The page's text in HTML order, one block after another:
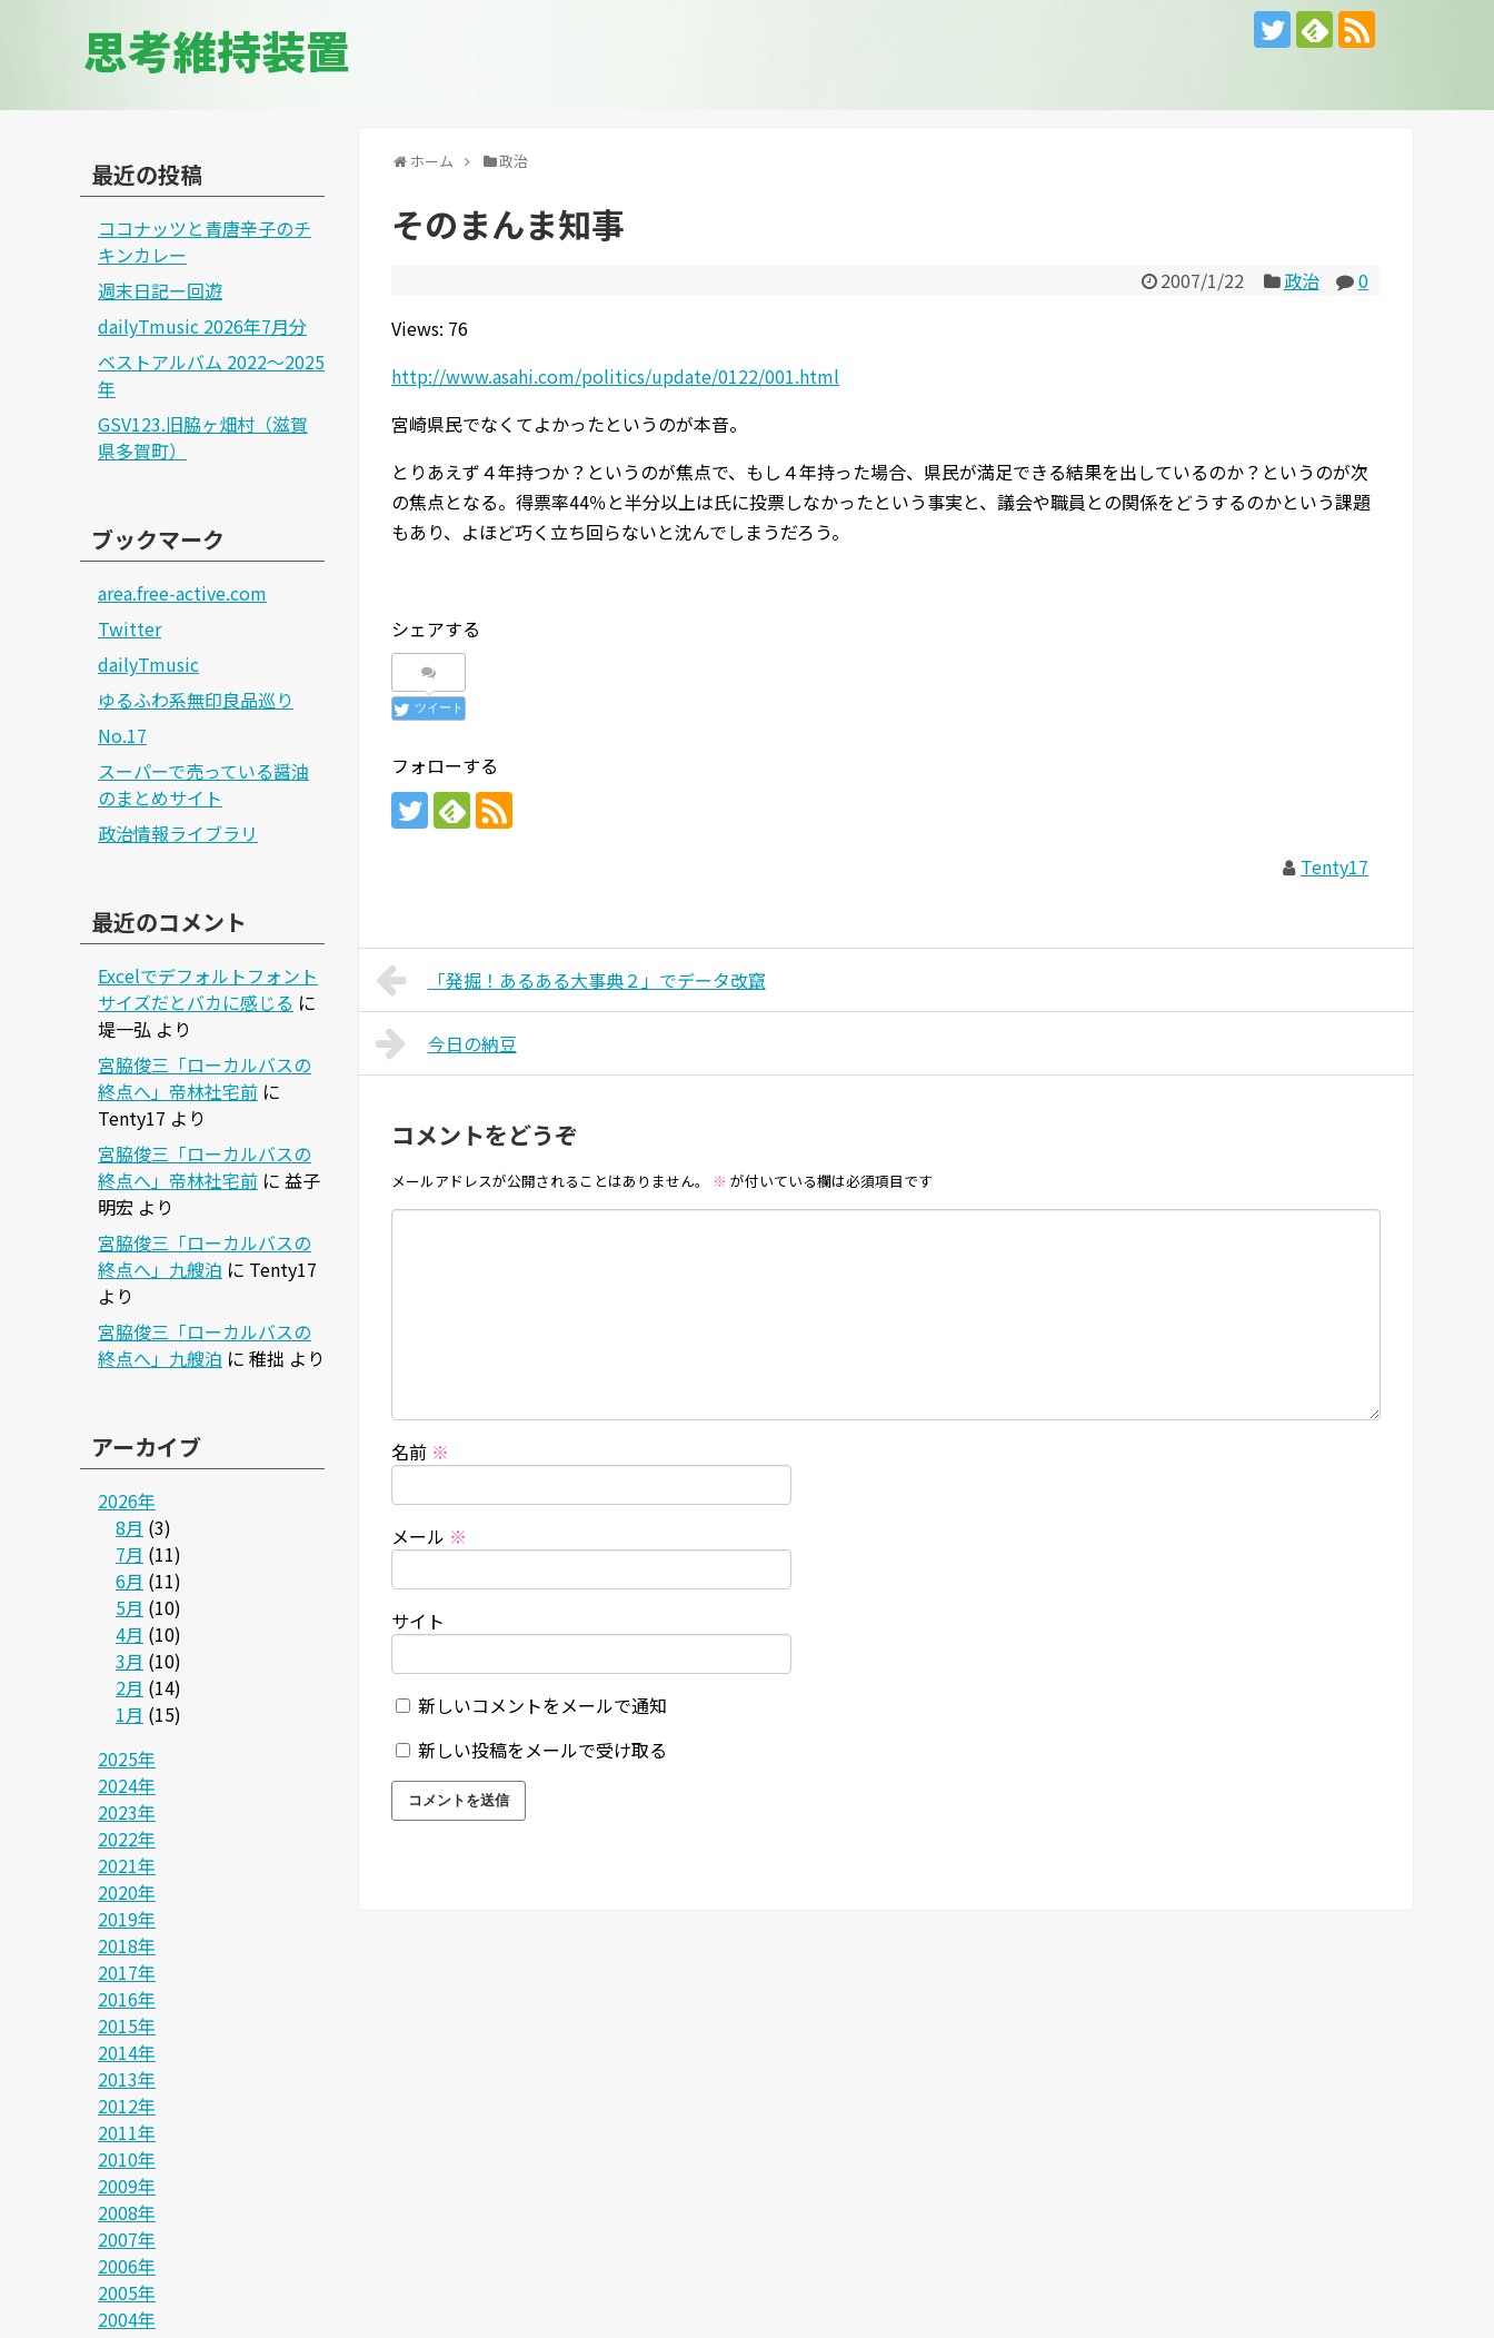
思考維持装置
ホーム 政治
そのまんま知事
2007/1/22 政治
0
Views: 76
http://www.asahi.com/politics/update/0122/001.html
宮崎県民でなくてよかったというのが本音。
とりあえず４年持つか？というのが焦点で、もし４年持った場合、県民が満足できる結果を出しているのか？というのが次
の焦点となる。得票率44％と半分以上は氏に投票しなかったという事実と、議会や職員との関係をどうするのかという課題
もあり、よほど巧く立ち回らないと沈んでしまうだろう。
シェアする
ツイート
フォローする
Tenty17
「発掘！あるある大事典２」でデータ改竄
今日の納豆
コメントをどうぞ
メールアドレスが公開されることはありません。 ※ が付いている欄は必須項目です
名前 ※
メール ※
サイト
新しいコメントをメールで通知
新しい投稿をメールで受け取る
最近の投稿
ココナッツと青唐辛子のチ
キンカレー
週末日記ー回遊
dailyTmusic 2026年7月分
ベストアルバム 2022～2025
年
GSV123.旧脇ヶ畑村（滋賀
県多賀町）
ブックマーク
area.free-active.com
Twitter
dailyTmusic
ゆるふわ系無印良品巡り
No.17
スーパーで売っている醤油
のまとめサイト
政治情報ライブラリ
最近のコメント
Excelでデフォルトフォント
サイズだとバカに感じる に
堤一弘 より
宮脇俊三「ローカルバスの
終点へ」帝林社宅前 に
Tenty17 より
宮脇俊三「ローカルバスの
終点へ」帝林社宅前 に 益子
明宏 より
宮脇俊三「ローカルバスの
終点へ」九艘泊 に Tenty17
より
宮脇俊三「ローカルバスの
終点へ」九艘泊 に 稚拙 より
アーカイブ
2026年
8月 (3)
7月 (11)
6月 (11)
5月 (10)
4月 (10)
3月 (10)
2月 (14)
1月 (15)
2025年
2024年
2023年
2022年
2021年
2020年
2019年
2018年
2017年
2016年
2015年
2014年
2013年
2012年
2011年
2010年
2009年
2008年
2007年
2006年
2005年
2004年